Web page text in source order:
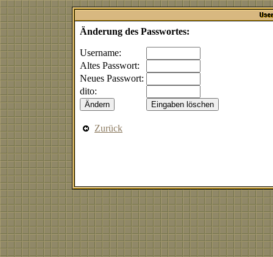
Änderung des Passwortes:
Username:
Altes Passwort:
Neues Passwort:
dito:
Zurück